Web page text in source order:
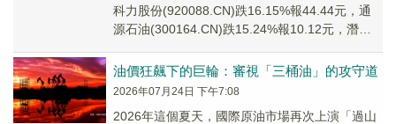
科力股份(920088.CN)跌16.15%報44.44元，通
源石油(300164.CN)跌15.24%報10.12元，潛能
油價狂飆下的巨輪：審視「三桶油」的攻守道
2026年07月24日 下午7:08
2026年這個夏天，國際原油市場再次上演「過山